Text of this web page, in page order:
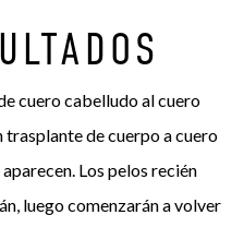
cuero cabelludo al cuero
de cuerpo a cuero
Los pelos recién
luego comenzarán a volver